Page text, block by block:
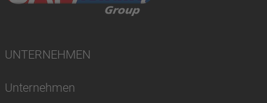
UNTERNEHMEN
Unternehmen